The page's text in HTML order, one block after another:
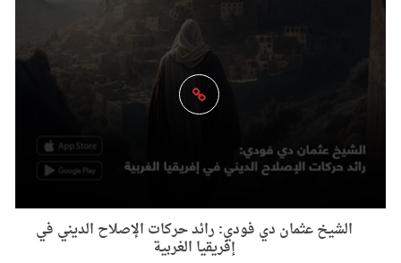
الشيخ عثمان دي فودي: رائد حركات الإصلاح الديني في
إفريقيا الغربية